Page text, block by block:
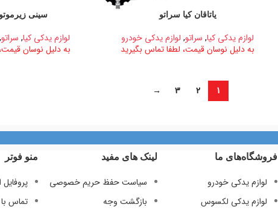
یاتاقان کیا سراتو
لوازم یدکی کیا, سراتو, لوازم یدکی خودرو
به دلیل نوسان قیمت، لطفا تماس بگیرید
سینی
لوازم یدکی کیا, سراتو,
به دلیل نوسان
1
2
3
→
فروشگاه‌های ما
لوازم یدکی خودرو
لوازم یدکی لکسوس
لینک های مفید
سیاست حفظ حریم خصوصی
بازگشت وجه
منو فوتر
پروفایل
تماس با